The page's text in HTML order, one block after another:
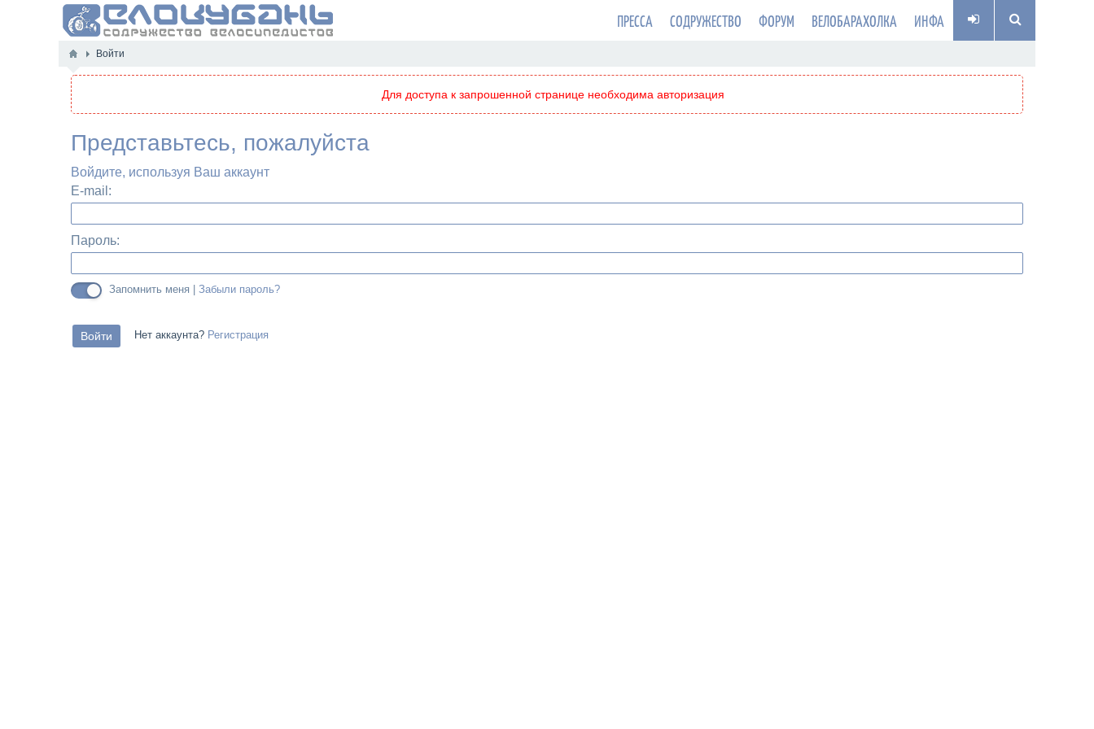
ПРЕССА СОДРУЖЕСТВО ФОРУМ ВЕЛОБАРАХОЛКА ИНФА
Войти
Для доступа к запрошенной странице необходима авторизация
Представьтесь, пожалуйста
Войдите, используя Ваш аккаунт
E-mail:
Пароль:
Запомнить меня | Забыли пароль?
Нет аккаунта? Регистрация